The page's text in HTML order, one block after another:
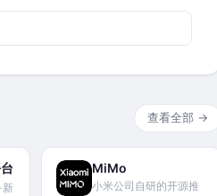
查看全部 →
新
MiMo
小米公司自研的开源推